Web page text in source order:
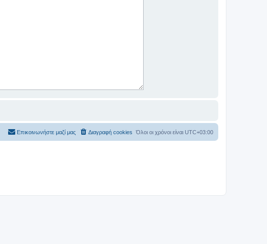
Όλοι οι χρόνοι είναι UTC+03:00
Διαγραφή cookies
Επικοινωνήστε μαζί μας